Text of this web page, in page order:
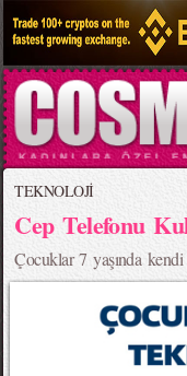
TEKNOLOJİ
Cep Telefonu
Çocuklar 7 yaşında kendi